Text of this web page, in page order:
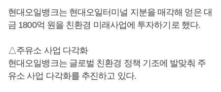
현대오일뱅크는 현대오일터미널 지분을 매각해 얻은 대
금 1800억 원을 친환경 미래사업에 투자하기로 했다.
△주유소 사업 다각화
현대오일뱅크는 글로벌 친환경 정책 기조에 발맞춰 주
유소 사업 다각화를 추진하고 있다.